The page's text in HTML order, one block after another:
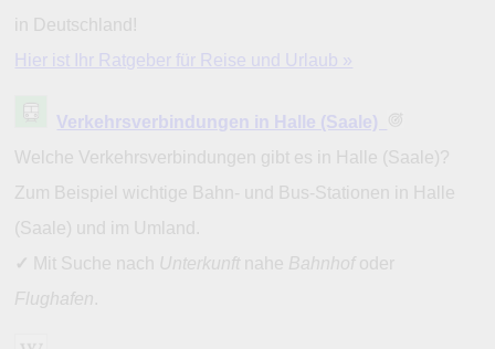
in Deutschland!
Hier ist Ihr Ratgeber für Reise und Urlaub »
Verkehrsverbindungen in Halle (Saale)
Welche Verkehrsverbindungen gibt es in Halle (Saale)?
Zum Beispiel wichtige Bahn- und Bus-Stationen in Halle
(Saale) und im Umland.
✓ Mit Suche nach Unterkunft nahe Bahnhofoder
Flughafen.